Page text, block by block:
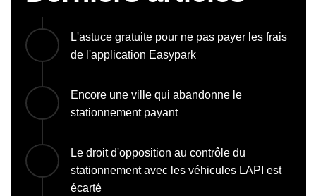
L'astuce gratuite pour ne pas payer les frais
de l'application Easypark
Encore une ville qui abandonne le
stationnement payant
Le droit d'opposition au contrôle du
stationnement avec les véhicules LAPI est
écarté